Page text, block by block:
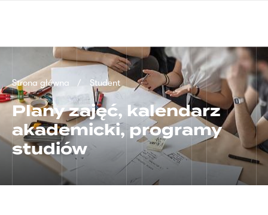
Ścieżka
nawigacyjna
Strona główna Student
Plany zajęć, kalendarz
akademicki, programy
studiów